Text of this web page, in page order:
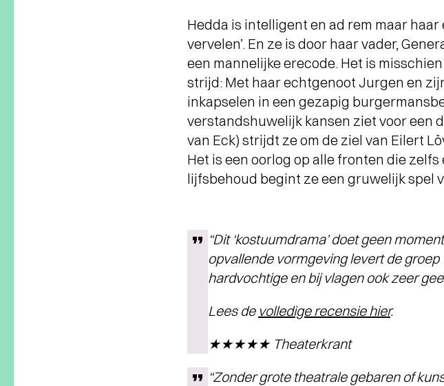
Hedda is intelligent en ad rem maar
vervelen’. En ze is door haar vader,
een mannelijke erecode. Het is
strijd: Met haar echtgenoot Jurgen en
inkapselen in een gezapig
verstandshuwelijk kansen ziet voor een
van Eck) strijdt ze om de ziel van Eilert
Het is een oorlog op alle fronten die
lijfsbehoud begint ze een gruwelijk spel
“Dit ‘kostuumdrama’ doet geen
opvallende vormgeving levert de
hardvochtige en bij vlagen ook zeer
Lees de volledige recensie hier.
★★★★★ Theaterkrant
“Zonder grote theatrale gebaren of